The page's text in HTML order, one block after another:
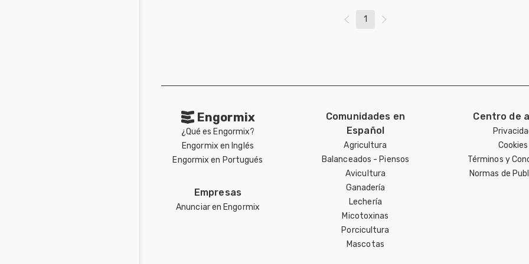
1
Engormix
¿Qué es Engormix?
Engormix en Inglés
Engormix en Portugués
Empresas
Anunciar en Engormix
Comunidades en
Español
Agricultura
Balanceados - Piensos
Avicultura
Ganadería
Lechería
Micotoxinas
Porcicultura
Mascotas
Centro de
Cookies
Términos y
Normas de